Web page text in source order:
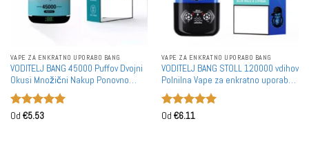
VAPE ZA ENKRATNO UPORABO BANG
VODITELJ BANG 45000 Puffov Dvojni
Okusi Množični Nakup Ponovno
Polnijoči Se Enkratni Vape za
Prodajo na Debelo
Ocenjeno
Od €5.53
VAPE ZA ENKRATNO UPORABO BANG
VODITELJ BANG STOLL 120000 vdihov
Polnilna Vape za enkratno uporabo
120K Dvojni okus Nakup na veliko
Veleprodaja
Ocenjeno
Od €6.11